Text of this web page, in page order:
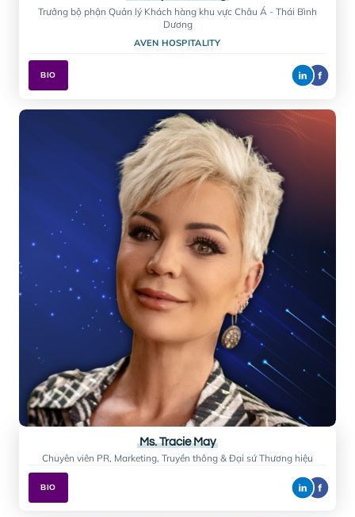
Mr. Nguyen Tan Hai
Trưởng phòng Kinh doanh
D-EDGE HOSPITALITY SOLUTIONS
BIO